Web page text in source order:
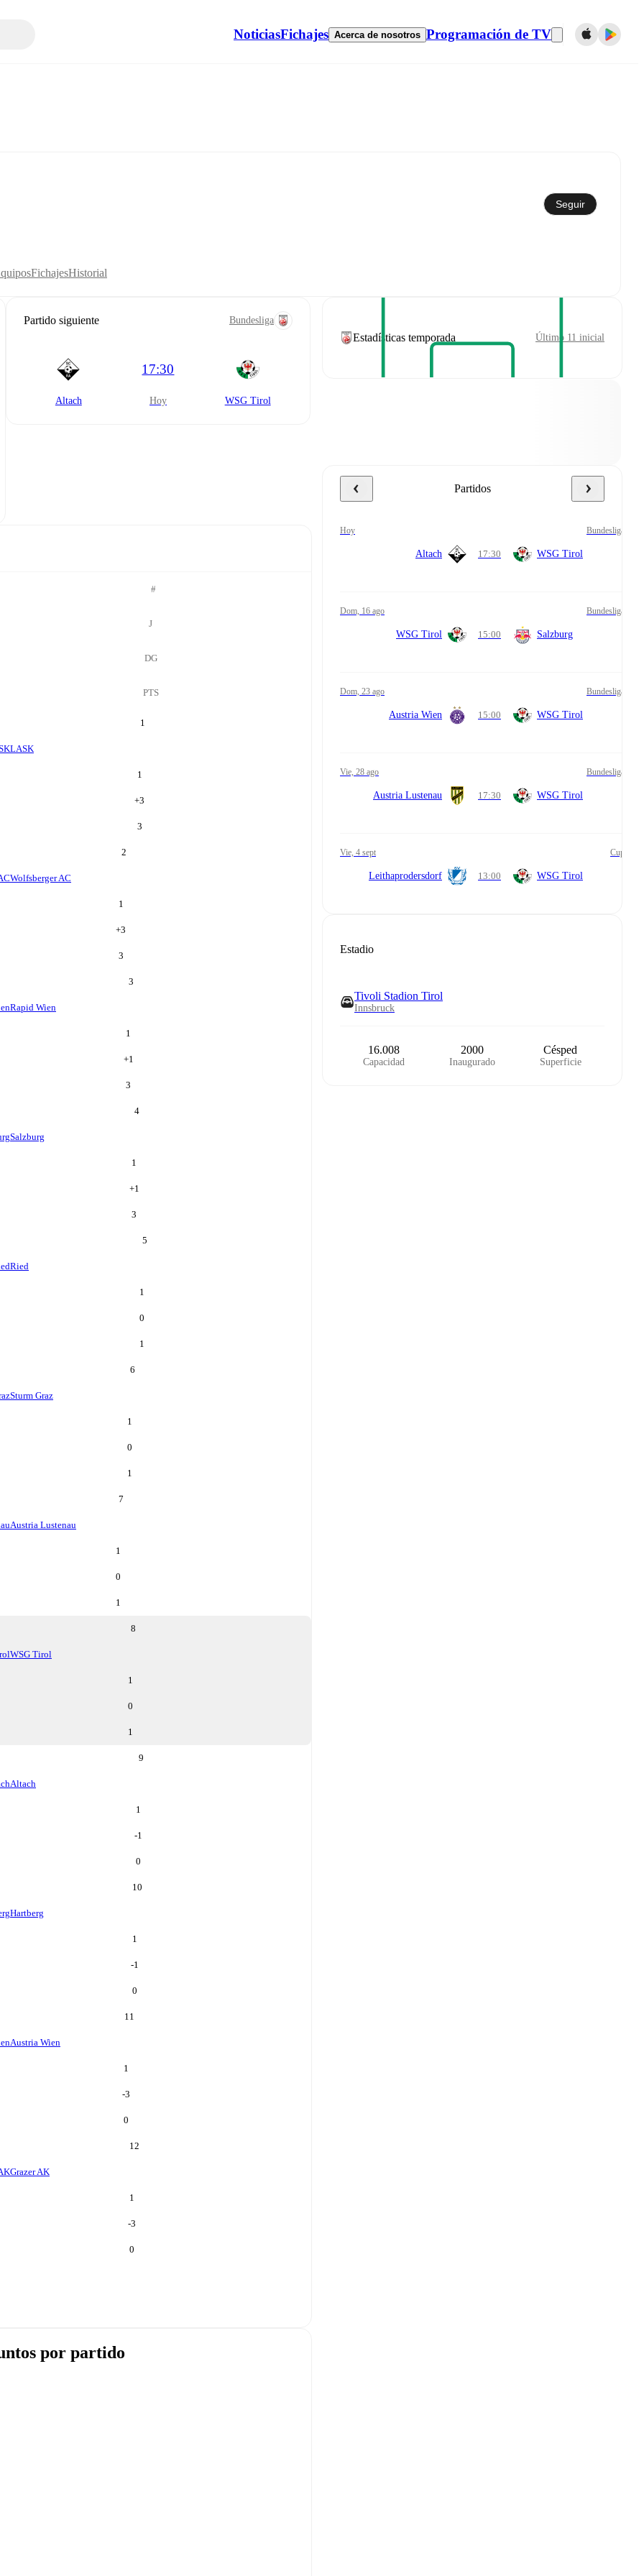
NoticiasFichajes Acerca de nosotros Programación de TV
Seguir
FichajesHistorial
Partido siguiente Bundesliga
Altach
17:30
hoy WSG Tirol
#
J
DG
PTS
1
LASK
1
+3
3
2
Wolfsberger AC
1
+3
3
3
Rapid Wien
1
+1
3
4
Salzburg
1
+1
3
5
Ried
1
0
1
6
Sturm Graz
1
0
1
7
Austria Lustenau
1
0
1
8
WSG Tirol
1
0
1
9
Altach
1
-1
0
10
Hartberg
1
-1
0
11
Austria Wien
1
-3
0
12
Grazer AK
1
-3
0
por partido
Estadísticas temporada Último 11 inicial
Partidos
hoy Bundesliga
Altach 17:30 WSG Tirol
dom, 16 ago Bundesliga
WSG Tirol 15:00 Salzburg
dom, 23 ago Bundesliga
Austria Wien 15:00 WSG Tirol
vie, 28 ago Bundesliga
Austria Lustenau 17:30 WSG Tirol
vie, 4 sept Cup
Leithaprodersdorf 13:00 WSG Tirol
Estadio
Tivoli Stadion Tirol
Innsbruck
16.008
Capacidad
2000
Inaugurado
Césped
Superficie